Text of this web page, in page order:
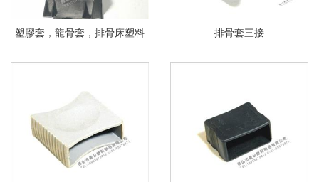
塑膠套，龍骨套，排骨床塑料
套
排骨套三接